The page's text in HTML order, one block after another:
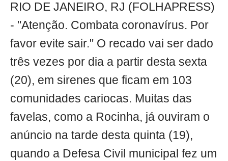
RIO DE JANEIRO, RJ (FOLHAPRESS)
- "Atenção. Combata coronavírus. Por
favor evite sair." O recado vai ser dado
três vezes por dia a partir desta sexta
(20), em sirenes que ficam em 103
comunidades cariocas. Muitas das
favelas, como a Rocinha, já ouviram o
anúncio na tarde desta quinta (19),
quando a Defesa Civil municipal fez um